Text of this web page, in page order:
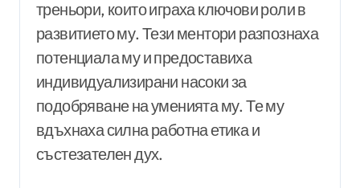
треньори, които играха ключови роли в
развитието му. Тези ментори разпознаха
потенциала му и предоставиха
индивидуализирани насоки за
подобряване на уменията му. Те му
вдъхнаха силна работна етика и
състезателен дух.